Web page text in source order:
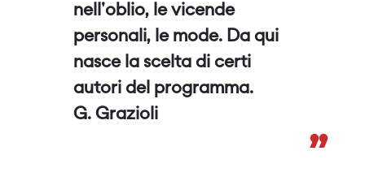
nell'oblio, le vicende
personali, le mode. Da qui
nasce la scelta di certi
autori del programma.
G. Grazioli
”